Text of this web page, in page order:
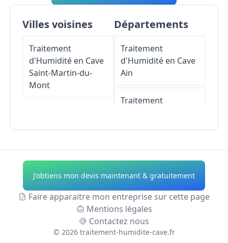
Villes voisines
Traitement
d'Humidité en Cave
Saint-Martin-du-
Mont
d'Humidité en Cave
Champagny
d'Humidité en Cave
Départements
Traitement
d'Humidité en Cave
Ain
Traitement
Traitement
Allier
Traitement
d'Humidité en Cave
Alpes-de-Haute-
J'obtiens mon devis maintenant & gratuitement
Faire apparaitre mon entreprise sur cette page
Mentions légales
Contactez nous
© 2026 traitement-humidite-cave.fr